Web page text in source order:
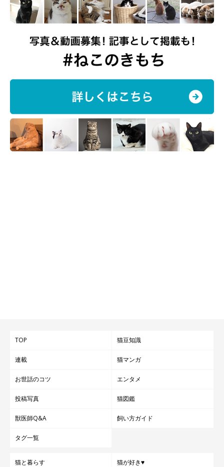
まいにちのいぬ・ねこのきもちアプリ
をいれないように気を付けましょう。耳の内側の溝に溜まった汚
れを取りたい場合は、先端をぬるま湯に浸し、よく絞った綿棒で
そっと取りましょう。猫が違和感からかいてしまって出血する恐
TOP 猫豆知識
連載 猫マンガ
お世話のコツ エンタメ
投稿写真 猫図鑑
獣医師Q&A 飼い方ガイド
タグ一覧
猫と暮らす 猫が好き♥